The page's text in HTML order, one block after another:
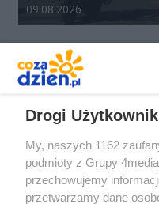
Data dodania galerii:
09.08.2026
Drogi
My, naszych 1162
podmioty z Grupy
przechowujemy
przetwarzamy dane